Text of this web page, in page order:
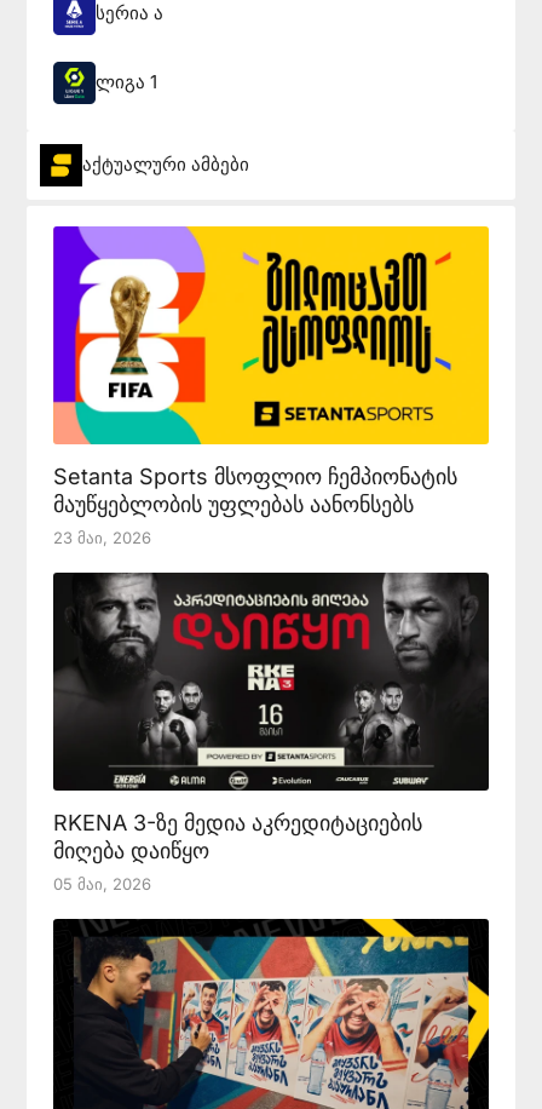
სერია ა
ლიგა 1
აქტუალური ამბები
Setanta Sports მსოფლიო ჩემპიონატის
მაუწყებლობის უფლებას აანონსებს
23 Მაი, 2026
RKENA 3-ზე მედია აკრედიტაციების
მიღება დაიწყო
05 Მაი, 2026